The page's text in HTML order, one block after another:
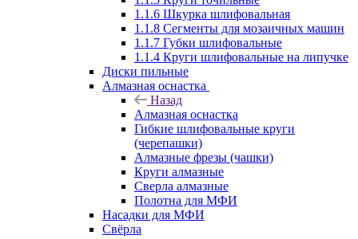
1.1.6 Шкурка шлифовальная
1.1.8 Сегменты для мозаичных машин
1.1.7 Губки шлифовальные
1.1.4 Круги шлифовальные на липучке
Диски пильные
Алмазная оснастка
Назад
Алмазная оснастка
Гибкие шлифовальные круги
(черепашки)
Алмазные фрезы (чашки)
Круги алмазные
Сверла алмазные
Полотна для МФИ
Насадки для МФИ
Свёрла